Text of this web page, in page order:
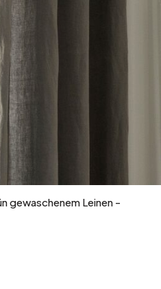
gewaschenem Leinen -